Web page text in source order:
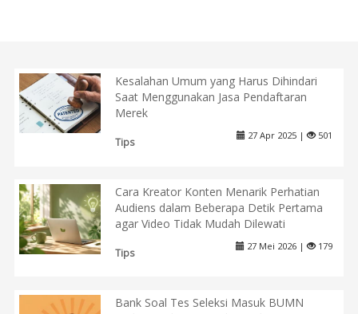
Kesalahan Umum yang Harus Dihindari
Saat Menggunakan Jasa Pendaftaran
Merek
Tips
27 Apr 2025 | 501
Cara Kreator Konten Menarik Perhatian
Audiens dalam Beberapa Detik Pertama
agar Video Tidak Mudah Dilewati
Tips
27 Mei 2026 | 179
Bank Soal Tes Seleksi Masuk BUMN